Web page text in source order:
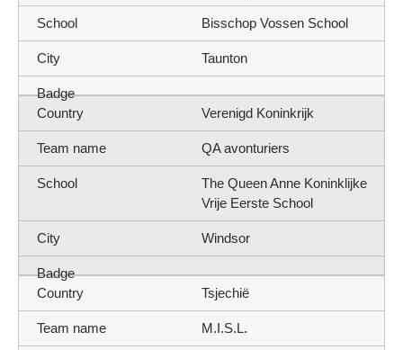
Bisschop Vossen School
Taunton
Verenigd Koninkrijk
QA avonturiers
The Queen Anne Koninklijke
Vrije Eerste School
Windsor
Tsjechië
M.I.S.L.